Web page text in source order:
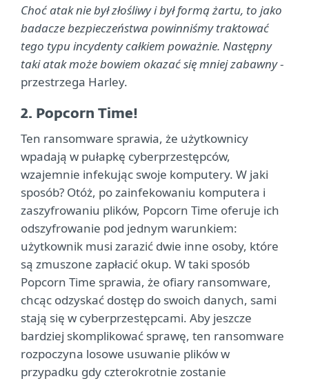
Choć atak nie był złośliwy i był formą żartu, to jako
badacze bezpieczeństwa powinniśmy traktować
tego typu incydenty całkiem poważnie. Następny
taki atak może bowiem okazać się mniej zabawny-
przestrzega Harley.
2. Popcorn Time!
Ten ransomware sprawia, że użytkownicy
wpadają w pułapkę cyberprzestępców,
wzajemnie infekując swoje komputery. W jaki
sposób? Otóż, po zainfekowaniu komputera i
zaszyfrowaniu plików, Popcorn Time oferuje ich
odszyfrowanie pod jednym warunkiem:
użytkownik musi zarazić dwie inne osoby, które
są zmuszone zapłacić okup. W taki sposób
Popcorn Time sprawia, że ofiary ransomware,
chcąc odzyskać dostęp do swoich danych, sami
stają się w cyberprzestępcami. Aby jeszcze
bardziej skomplikować sprawę, ten ransomware
rozpoczyna losowe usuwanie plików w
przypadku gdy czterokrotnie zostanie